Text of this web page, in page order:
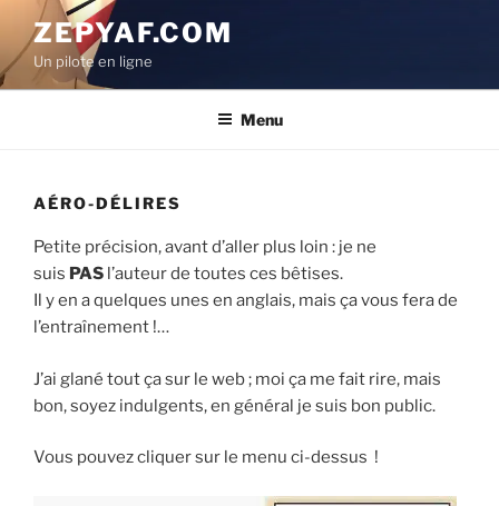
contenu
principal
ZEPYAF.COM
Un pilote en ligne
Menu
AÉRO-DÉLIRES
Petite précision, avant d’aller plus loin : je ne
suis PAS l’auteur de toutes ces bêtises.
Il y en a quelques unes en anglais, mais ça vous fera de
l’entraînement !…
J’ai glané tout ça sur le web ; moi ça me fait rire, mais
bon, soyez indulgents, en général je suis bon public.
Vous pouvez cliquer sur le menu ci-dessus !